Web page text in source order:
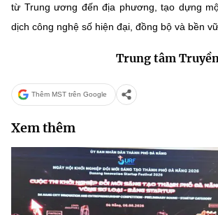
từ Trung ương đến địa phương, tạo dựng
dịch công nghệ số hiện đại, đồng bộ và bền
Trung tâm
Thêm MST trên Google
Xem thêm